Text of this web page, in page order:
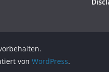
von WordPress.